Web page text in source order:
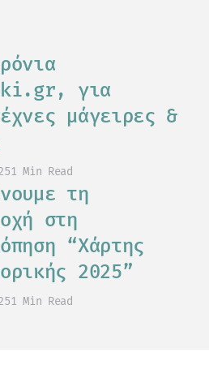
για
μάγειρες &
1 Min Read
τη
στη
“Χάρτης
2025”
1 Min Read